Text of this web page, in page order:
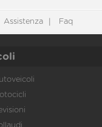
Assistenza Faq